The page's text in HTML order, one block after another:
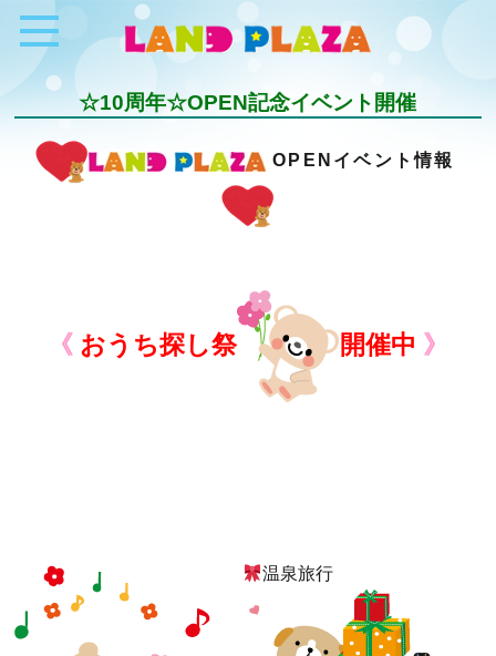
☆10周年☆OPEN記念イベント開催
OPENイベント情報
《 おうち探し祭 開催中 》
温泉旅行